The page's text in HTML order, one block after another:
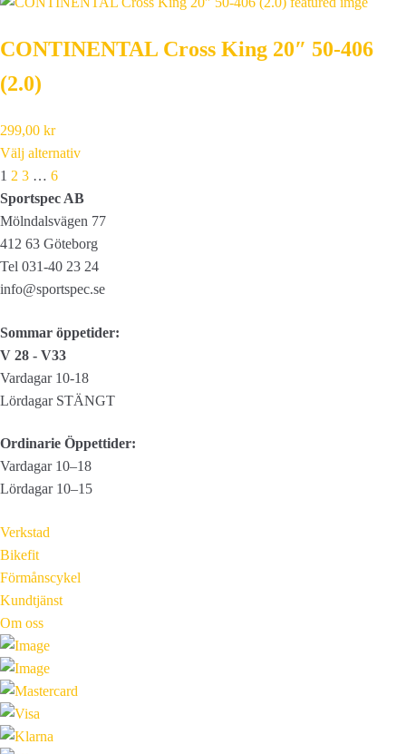
CONTINENTAL Cross King 20″ 50-406
(2.0)
299,00 kr
Välj alternativ
1 2 3 … 6Next
Sportspec AB
Mölndalsvägen 77
412 63 Göteborg
Tel 031-40 23 24
info@sportspec.se
Sommar öppetider:
V 28 - V33
Vardagar 10-18
Lördagar STÄNGT
Ordinarie Öppettider:
Vardagar 10–18
Lördagar 10–15
Verkstad
Bikefit
Förmånscykel
Kundtjänst
Om oss